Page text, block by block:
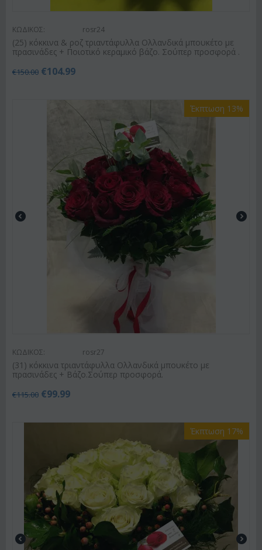
ΚΩΔΙΚΟΣ: rosr24
(25) κόκκινα & ροζ τριαντάφυλλα Ολλανδικά μπουκέτο με
πρασινάδες + Ποιοτικό κεραμικό βάζο. Σούπερ προσφορά .
€150.00 €104.99
Έκπτωση 13%
ΚΩΔΙΚΟΣ: rosr27
(31) κόκκινα τριαντάφυλλα Ολλανδικά μπουκέτο με
πρασινάδες + Βάζο.Σούπερ προσφορά.
€115.00 €99.99
Έκπτωση 17%